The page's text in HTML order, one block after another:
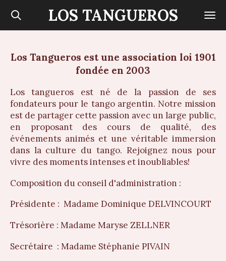
Passer
principal
LOS TANGUEROS
Los Tangueros est une association loi 1901
fondée en 2003
Los tangueros est né de la passion de ses
fondateurs pour le tango argentin. Notre mission
est de partager cette passion avec un large public,
en proposant des cours de qualité, des
événements animés et une véritable immersion
dans la culture du tango. Rejoignez nous pour
vivre des moments intenses et inoubliables!
Composition du conseil d'administration :
Présidente : Madame Dominique DELVINCOURT
Trésorière : Madame Maryse ZELLNER
Secrétaire : Madame Stéphanie PIVAIN